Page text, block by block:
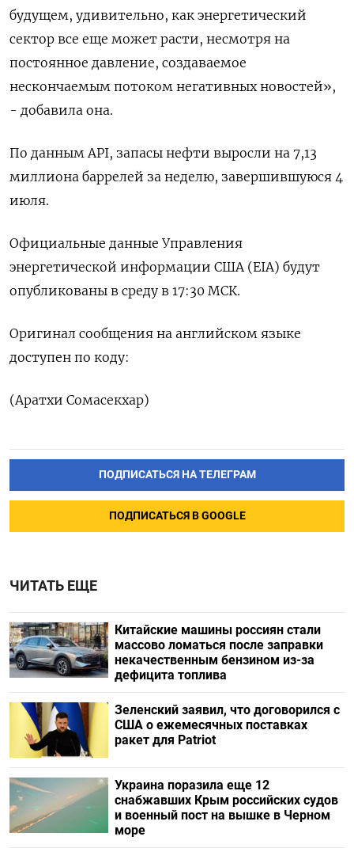
будущем, удивительно, как энергетический
сектор все еще может расти, несмотря на
постоянное давление, создаваемое
нескончаемым потоком негативных новостей»,
- добавила она.
По данным API, запасы нефти выросли на 7,13
миллиона баррелей за неделю, завершившуюся 4
июля.
Официальные данные Управления
энергетической информации США (EIA) будут
опубликованы в среду в 17:30 МСК.
Оригинал сообщения на английском языке
доступен по коду:
(Аратхи Сомасекхар)
ПОДПИСАТЬСЯ НА ТЕЛЕГРАМ
ПОДПИСАТЬСЯ В GOOGLE
ЧИТАТЬ ЕЩЕ
Китайские машины россиян стали
массово ломаться после заправки
некачественным бензином из-за
дефицита топлива
Зеленский заявил, что договорился с
США о ежемесячных поставках
ракет для Patriot
Украина поразила еще 12
снабжавших Крым российских судов
и военный пост на вышке в Черном
море